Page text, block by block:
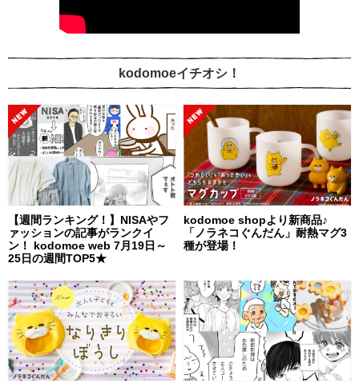
kodomoeイチオシ！
【週間ランキング！】NISAやフ
ァッションの記事がランクイ
ン！ kodomoe web 7月19日～
25日の週間TOP5★
kodomoe shopより新商品♪
「ノラネコぐんだん」耐熱マグ3
種が登場！